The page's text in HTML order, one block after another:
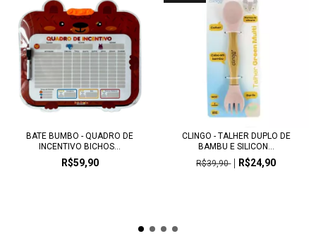
BATE BUMBO - QUADRO DE
INCENTIVO BICHOS...
R$59,90
CLINGO - TALHER DUPLO DE
BAMBU E SILICON...
R$39,90
R$24,90